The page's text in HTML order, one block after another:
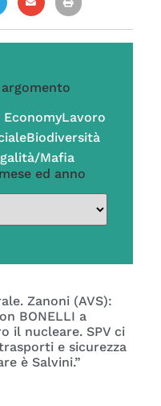
EconomyLavoro
Biodiversità
Mafia
ed anno
Zanoni (AVS):
BONELLI a
il nucleare. SPV ci
e sicurezza
è Salvini.”